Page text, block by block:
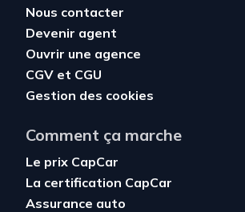
Nous contacter
Devenir agent
Ouvrir une agence
CGV et CGU
Gestion des cookies
Comment ça marche
Le prix CapCar
La certification CapCar
Assurance auto